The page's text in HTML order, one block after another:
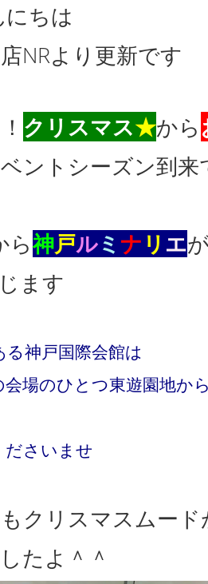
ちは
NRより更新です
クリスマス★から
ントシーズン到
ら神戸ルミ ナ リ エ
ます
神戸国際会館は
場のひとつ東遊園地か
さいませ
クリスマスムード
たよ＾＾